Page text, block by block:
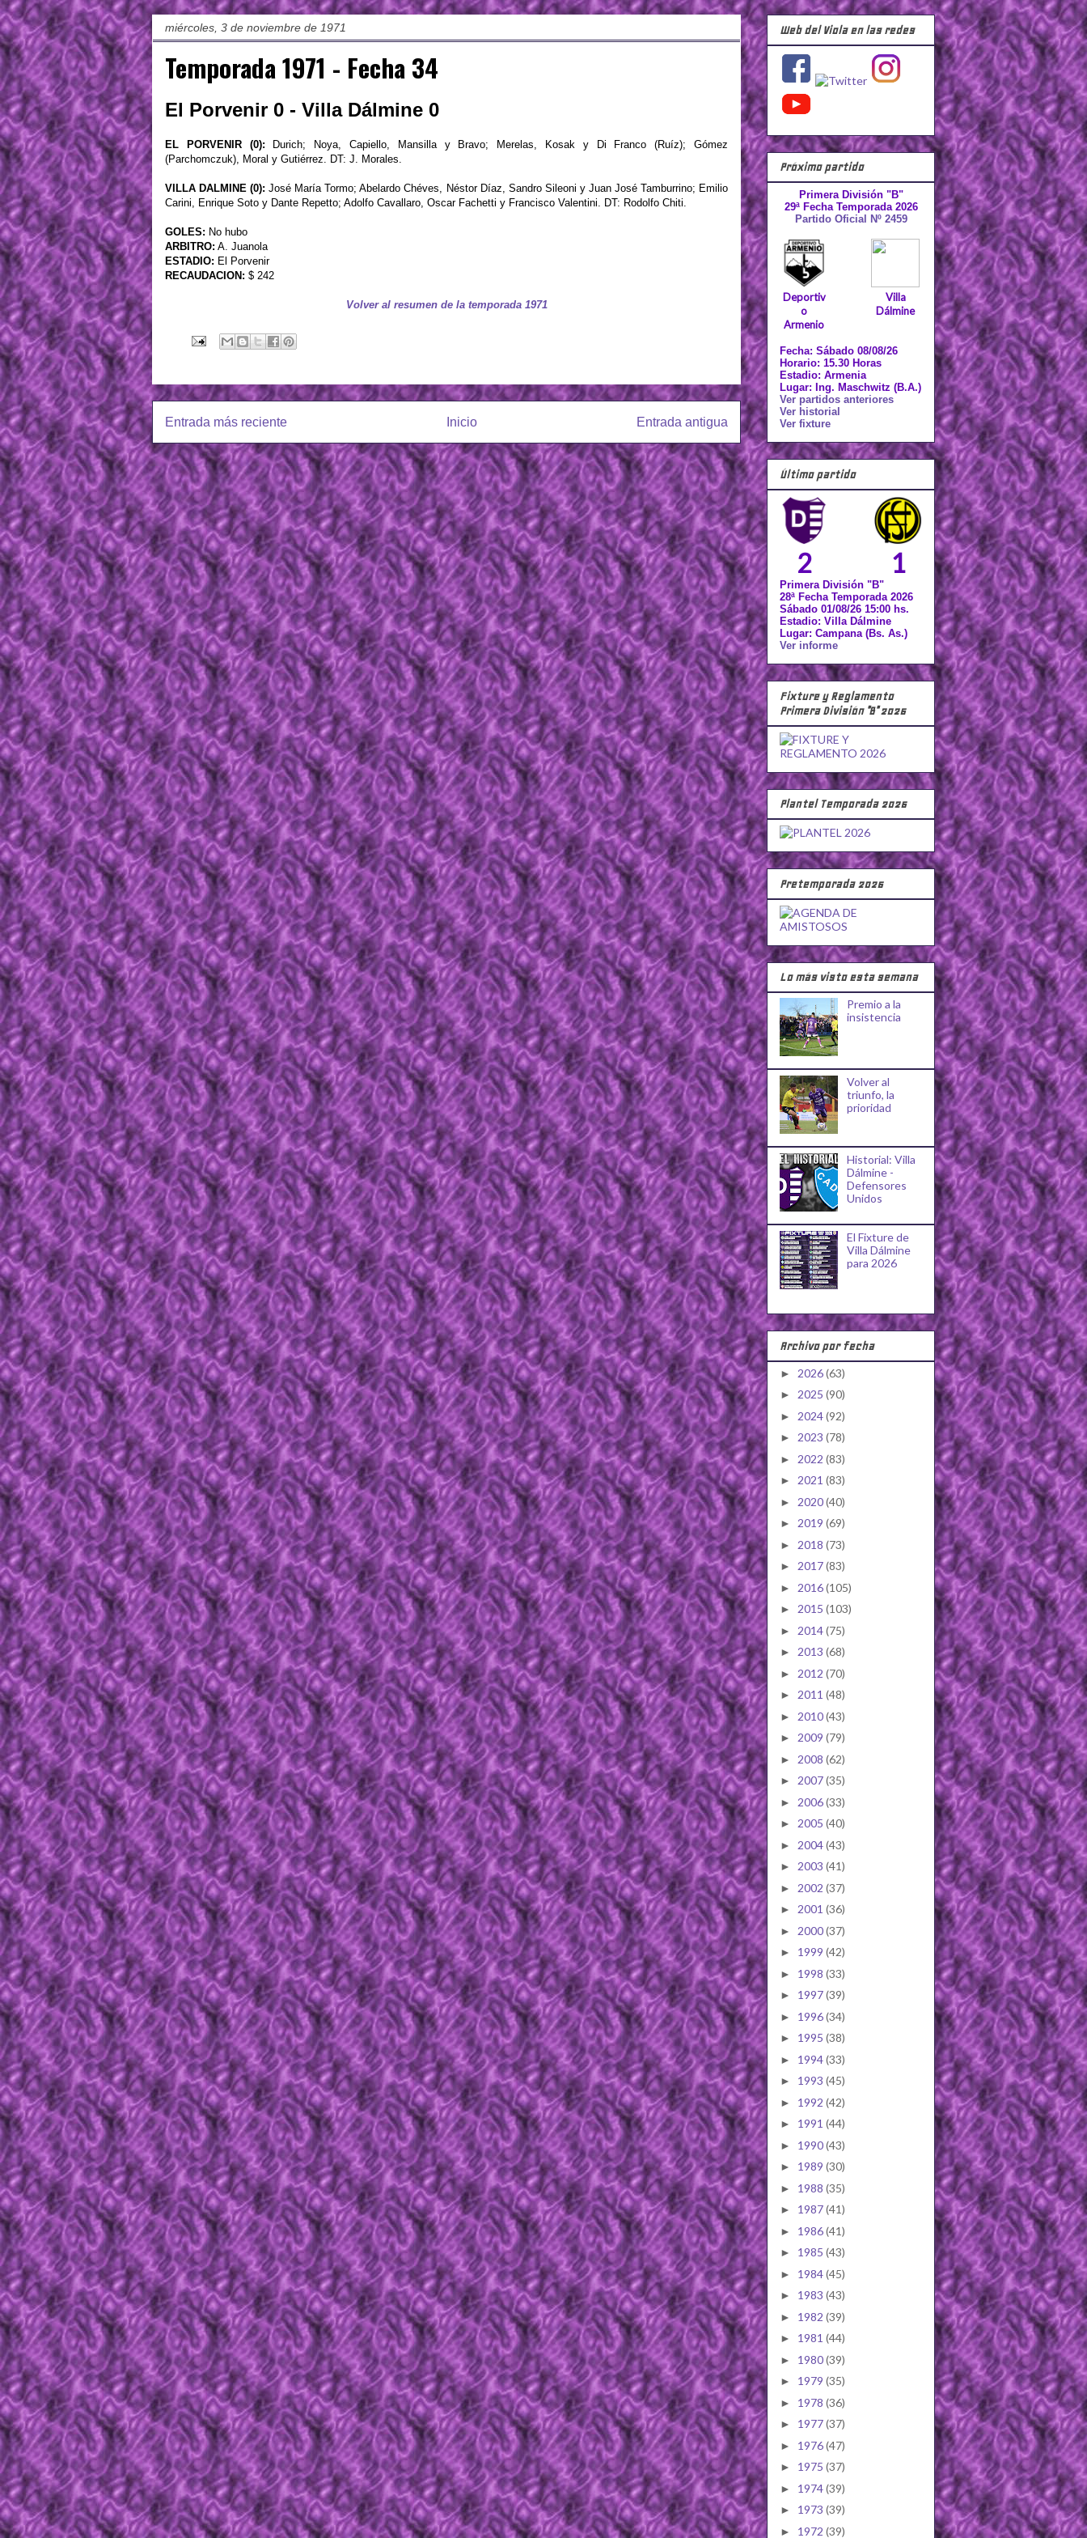
miércoles, 3 de noviembre de 1971
Temporada 1971 - Fecha 34
El Porvenir 0 - Villa Dálmine 0
EL PORVENIR (0): Durich; Noya, Capiello, Mansilla y Bravo; Merelas, Kosak y Di Franco (Ruíz); Gómez
(Parchomczuk), Moral y Gutiérrez. DT: J. Morales.
VILLA DALMINE (0): José María Tormo; Abelardo Chéves, Néstor Díaz, Sandro Sileoni y Juan José Tamburrino; Emilio
Carini, Enrique Soto y Dante Repetto; Adolfo Cavallaro, Oscar Fachetti y Francisco Valentini. DT: Rodolfo Chiti.
GOLES: No hubo
ARBITRO: A. Juanola
ESTADIO: El Porvenir
RECAUDACION: $ 242
Volver al resumen de la temporada 1971
Entrada más reciente Entrada antigua
Inicio
Web del Viola en las redes
Próximo partido
Primera División "B"
29ª Fecha Temporada 2026
Partido Oficial Nº 2459
Deportiv
o
Armenio
Villa
Dálmine
Fecha: Sábado 08/08/26
Horario: 15.30 Horas
Estadio: Armenia
Lugar: Ing. Maschwitz (B.A.)
Ver partidos anteriores
Ver historial
Ver fixture
Último partido
2 1
Primera División "B"
28ª Fecha Temporada 2026
Sábado 01/08/26 15:00 hs.
Estadio: Villa Dálmine
Lugar: Campana (Bs. As.)
Ver informe
Fixture y Reglamento
Primera División "B" 2026
Plantel Temporada 2026
Pretemporada 2026
Lo más visto esta semana
Premio a la
insistencia
Volver al
triunfo, la
prioridad
Historial: Villa
Dálmine -
Defensores
Unidos
El Fixture de
Villa Dálmine
para 2026
Archivo por fecha
► 2026(63)
► 2025 (90)
► 2024(92)
► 2023 (78)
► 2022 (83)
► 2021 (83)
► 2020(40)
► 2019 (69)
► 2018 (73)
► 2017(83)
► 2016(105)
► 2015 (103)
► 2014(75)
► 2013 (68)
► 2012 (70)
► 2011 (48)
► 2010(43)
► 2009 (79)
► 2008 (62)
► 2007(35)
► 2006(33)
► 2005 (40)
► 2004(43)
► 2003 (41)
► 2002 (37)
► 2001 (36)
► 2000(37)
► 1999 (42)
► 1998 (33)
► 1997(39)
► 1996(34)
► 1995 (38)
► 1994(33)
► 1993 (45)
► 1992 (42)
► 1991 (44)
► 1990(43)
► 1989 (30)
► 1988 (35)
► 1987(41)
► 1986(41)
► 1985 (43)
► 1984(45)
► 1983 (43)
► 1982 (39)
► 1981 (44)
► 1980(39)
► 1979 (35)
► 1978 (36)
► 1977(37)
► 1976(47)
► 1975 (37)
► 1974(39)
► 1973 (39)
► 1972 (39)